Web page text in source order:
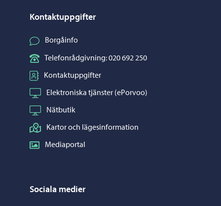
Kontaktuppgifter
Borgåinfo
Telefonrådgivning: 020 692 250
Kontaktuppgifter
Elektroniska tjänster (ePorvoo)
Nätbutik
Kartor och lägesinformation
Mediaportal
Sociala medier